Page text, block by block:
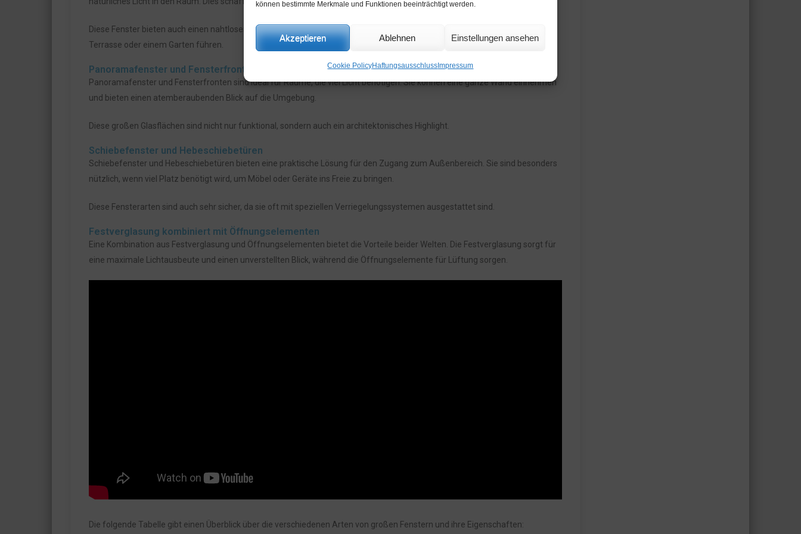
können bestimmte Merkmale und Funktionen beeinträchtigt werden.
Akzeptieren Ablehnen Einstellungen ansehen
Cookie PolicyHaftungsausschluss Impressum
Diese Fenster bieten auch einen nahtlosen Übergang zwischen Innen- und Außenbereich, besonders wenn sie zu einer
Terrasse oder einem Garten führen.
Panoramafenster und Fensterfronten
Panoramafenster und Fensterfronten sind ideal für Räume, die viel Licht benötigen. Sie können eine ganze Wand einnehmen
und bieten einen atemberaubenden Blick auf die Umgebung.
Diese großen Glasflächen sind nicht nur funktional, sondern auch ein architektonisches Highlight.
Schiebefenster und Hebeschiebetüren
Schiebefenster und Hebeschiebetüren bieten eine praktische Lösung für den Zugang zum Außenbereich. Sie sind besonders
nützlich, wenn viel Platz benötigt wird, um Möbel oder Geräte ins Freie zu bringen.
Diese Fensterarten sind auch sehr sicher, da sie oft mit speziellen Verriegelungssystemen ausgestattet sind.
Festverglasung kombiniert mit Öffnungselementen
Eine Kombination aus Festverglasung und Öffnungselementen bietet die Vorteile beider Welten. Die Festverglasung sorgt für
eine maximale Lichtausbeute und einen unverstellten Blick, während die Öffnungselemente für Lüftung sorgen.
Die folgende Tabelle gibt einen Überblick über die verschiedenen Arten von großen Fenstern und ihre Eigenschaften: